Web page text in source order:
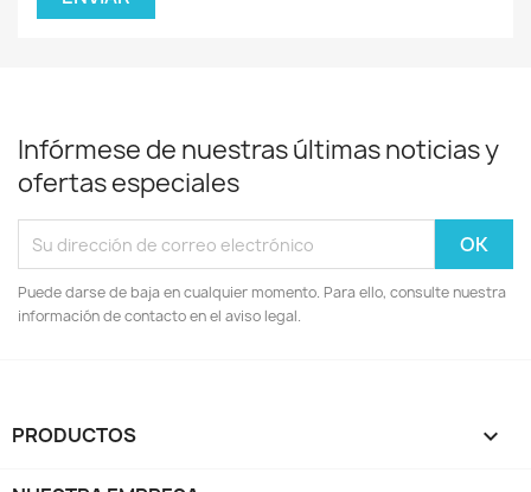
Infórmese de nuestras últimas noticias y
ofertas especiales
Puede darse de baja en cualquier momento. Para ello, consulte nuestra
información de contacto en el aviso legal.
PRODUCTOS 